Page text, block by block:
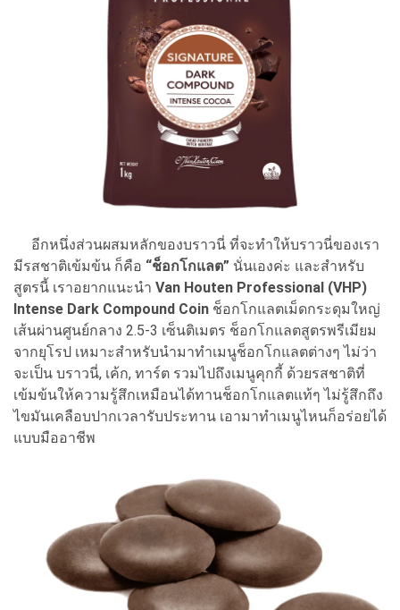
อีกหนึ่งส่วนผสมหลักของบราวนี่ ที่จะทำให้บราวนี่ของเรา
มีรสชาติเข้มข้น ก็คือ “ช็อกโกแลต” นั่นเองค่ะ และสำหรับ
สูตรนี้ เราอยากแนะนำ Van Houten Professional (VHP)
Intense Dark Compound Coin ช็อกโกแลตเม็ดกระดุมใหญ่
เส้นผ่านศูนย์กลาง 2.5-3 เซ็นติเมตร ช็อกโกแลตสูตรพรีเมียม
จากยุโรป เหมาะสำหรับนำมาทำเมนูช็อกโกแลตต่างๆ ไม่ว่า
จะเป็น บราวนี่, เค้ก, ทาร์ต รวมไปถึงเมนูคุกกี้ ด้วยรสชาติที่
เข้มข้นให้ความรู้สึกเหมือนได้ทานช็อกโกแลตแท้ๆ ไม่รู้สึกถึง
ไขมันเคลือบปากเวลารับประทาน เอามาทำเมนูไหนก็อร่อยได้
แบบมืออาชีพ